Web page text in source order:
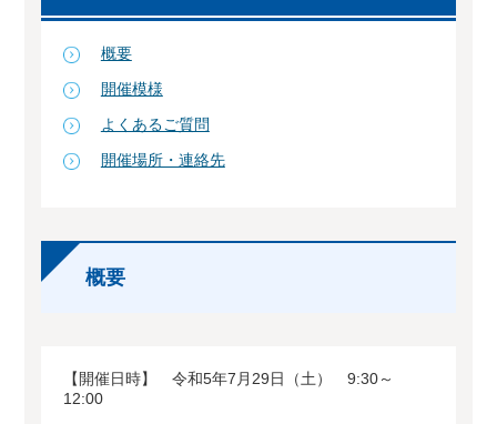
概要
開催模様
よくあるご質問
開催場所・連絡先
概要
【開催日時】 令和5年7月29日（土） 9:30～
12:00